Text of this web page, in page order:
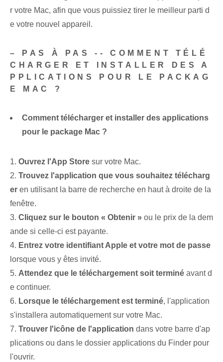
r votre Mac, afin que vous puissiez tirer le meilleur parti d
e votre nouvel appareil.
– PAS À PAS -- COMMENT TÉLÉ
CHARGER ET INSTALLER DES A
PPLICATIONS POUR LE PACKAG
E MAC ?
Comment télécharger et installer des applications
pour le package Mac ?
1. Ouvrez l'App Store sur votre Mac.
2. Trouvez l'application que vous souhaitez télécharg
er en utilisant la barre de recherche en haut à droite de la
fenêtre.
3. Cliquez sur le bouton « Obtenir » ou le prix de la dem
ande si celle-ci est payante.
4. Entrez votre identifiant Apple et votre mot de passe
lorsque vous y êtes invité.
5. Attendez que le téléchargement soit terminé avant d
e continuer.
6. Lorsque le téléchargement est terminé, l'application
s'installera automatiquement sur votre Mac.
7. Trouver l'icône de l'application dans votre barre d'ap
plications ou dans le dossier applications du Finder pour
l'ouvrir.